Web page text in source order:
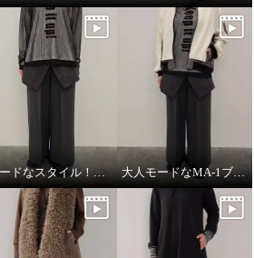
モードなスタイル！ワントーンコーデ 大人モードなMA-1ブルゾン